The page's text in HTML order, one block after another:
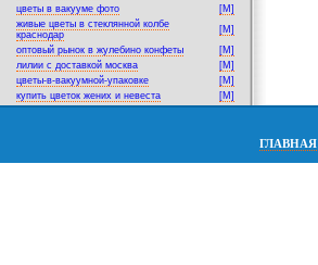
цветы в вакууме фото
[M]
живые цветы в стеклянной колбе
краснодар
[M]
оптовый рынок в жулебино конфеты
[M]
лилии с доставкой москва
[M]
цветы-в-вакуумной-упаковке
[M]
купить цветок жених и невеста
[M]
ГЛАВНАЯ